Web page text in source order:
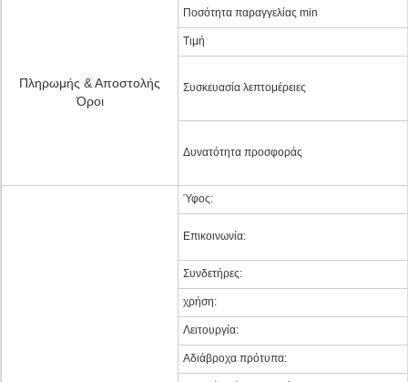
Πληρωμής & Αποστολής
Όροι
Ποσότητα παραγγελίας min
Τιμή
Συσκευασία λεπτομέρειες
Δυνατότητα προσφοράς
Ύφος:
Επικοινωνία:
Συνδετήρες:
χρήση:
Λειτουργία:
Αδιάβροχα πρότυπα: